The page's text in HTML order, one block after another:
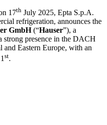
17th July 2025, Epta S.p.A.
refrigeration, announces the
GmbH(“Hauser”), a
strong presence in the DACH
and Eastern Europe, with an
st.